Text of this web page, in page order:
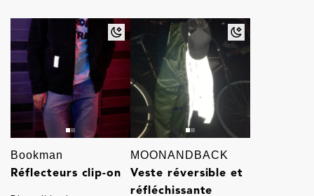
Bookman
Réflecteurs clip-on
MOONANDBACK
Veste réversible et
réfléchissante